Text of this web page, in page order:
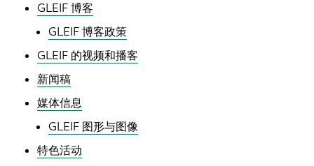
GLEIF 博客
GLEIF 博客政策
GLEIF 的视频和播客
新闻稿
媒体信息
GLEIF 图形与图像
特色活动